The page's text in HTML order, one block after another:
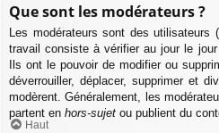
Que sont les modérateurs ?
Les modérateurs sont des utilisateurs
travail consiste à vérifier au jour le
Ils ont le pouvoir de modifier ou
déverrouiller, déplacer, supprimer et
modèrent. Généralement, les
partent en hors-sujet ou publient du
Haut